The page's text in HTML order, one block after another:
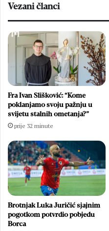
–
30
dana
Vezani članci
Fra Ivan Slišković: “Kome
poklanjamo svoju pažnju u
svijetu stalnih ometanja?”
prije 32 minute
Brotnjak Luka Juričić sjajnim
pogotkom potvrdio pobjedu
Borca